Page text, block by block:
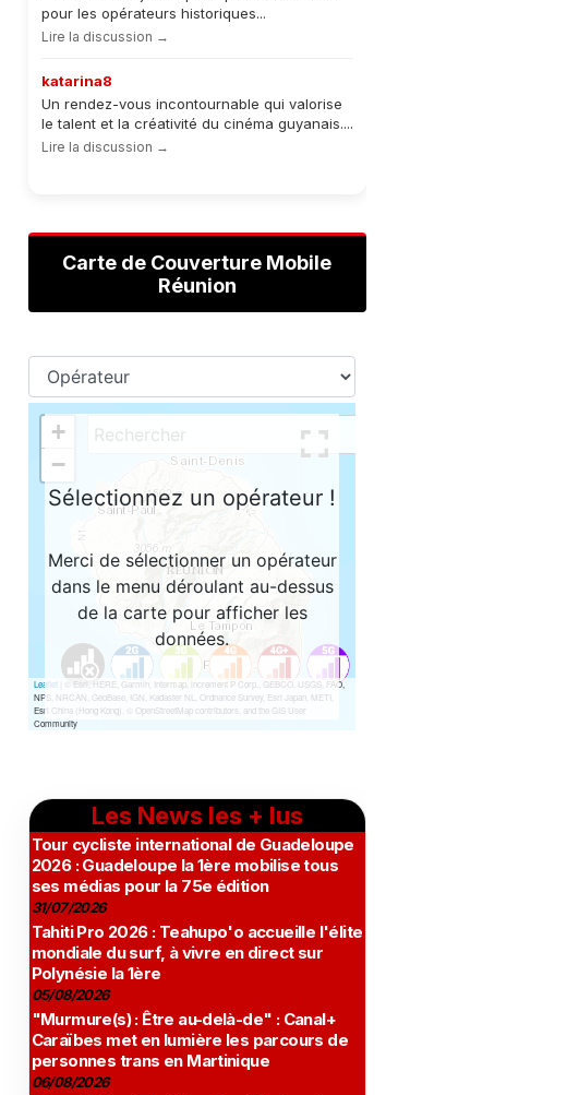
pour les opérateurs historiques...
Lire la discussion →
katarina8
Un rendez-vous incontournable qui valorise
le talent et la créativité du cinéma guyanais....
Lire la discussion →
Carte de Couverture Mobile
Réunion
Les News les + lus
Tour cycliste international de Guadeloupe
2026 : Guadeloupe la 1ère mobilise tous
ses médias pour la 75e édition
31/07/2026
Tahiti Pro 2026 : Teahupo'o accueille l'élite
mondiale du surf, à vivre en direct sur
Polynésie la 1ère
05/08/2026
"Murmure(s) : Être au-delà-de" : Canal+
Caraïbes met en lumière les parcours de
personnes trans en Martinique
06/08/2026